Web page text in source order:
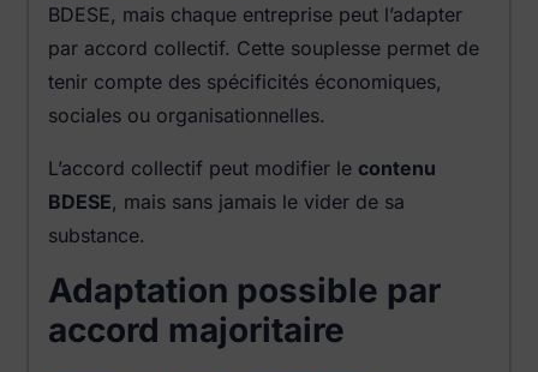
BDESE, mais chaque entreprise peut l’adapter
par accord collectif. Cette souplesse permet de
tenir compte des spécificités économiques,
sociales ou organisationnelles.
L’accord collectif peut modifier le contenu
BDESE, mais sans jamais le vider de sa
substance.
Adaptation possible par
accord majoritaire